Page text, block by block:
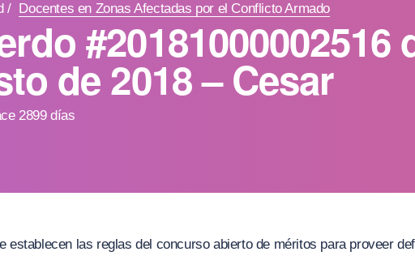
/ Docentes en Zonas Afectadas por el Conflicto Armado
#20181000002516
de 2018 – Cesar
2899 días
establecen las reglas del concurso abierto de méritos para proveer